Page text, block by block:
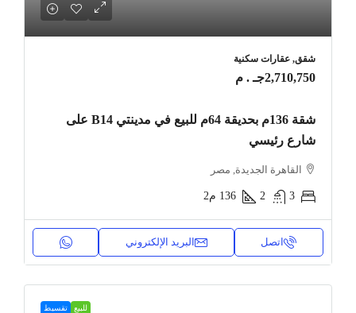
شقق, عقارات سكنية
2,710,750جـ . م
شقة 136م بحديقة 64م للبيع في مدينتي B14 على
شارع رئيسي
القاهرة الجديدة, مصر
3
2
136 م2
اتصل البريد الإلكتروني
للبيع تقسيط